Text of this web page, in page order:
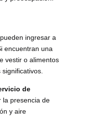
ingresar a
encuentran una
vestir o alimentos
de
la presencia de
y aire